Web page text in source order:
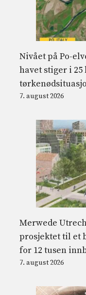
Nivået på Po-
havet stiger i
7. august 2026
Merwede
prosjektet til et
for 12 tusen
7. august 2026